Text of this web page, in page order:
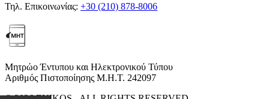
Τηλ. Επικοινωνίας: +30 (210) 878-8006
Μητρώο Έντυπου και Ηλεκτρονικού Τύπου
Αριθμός Πιστοποίησης Μ.Η.Τ. 242097